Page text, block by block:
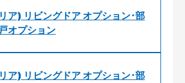
ア) リビングドア オプション･部
オプション
ア) リビングドア オプション･部